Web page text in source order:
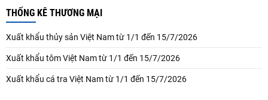
THỐNG KÊ THƯƠNG MẠI
Xuất khẩu thủy sản Việt Nam từ 1/1 đến 15/7/2026
Xuất khẩu tôm Việt Nam từ 1/1 đến 15/7/2026
Xuất khẩu cá tra Việt Nam từ 1/1 đến 15/7/2026